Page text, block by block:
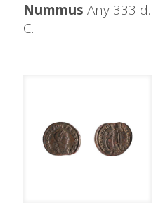
Nummus Any 333 d.
C.